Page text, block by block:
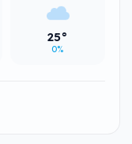
25°
0%